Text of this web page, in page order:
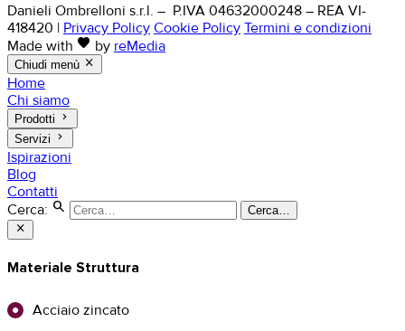
Danieli Ombrelloni s.r.l. – P.IVA 04632000248 – REA VI-
418420 | Privacy Policy Cookie Policy Termini e condizioni
Made with favorite by reMedia
Chiudi menù close
Home
Chi siamo
Prodotti keyboard_arrow_right
Servizi keyboard_arrow_right
Ispirazioni
Blog
Contatti
Cerca: search Cerca…
close
Materiale Struttura
Acciaio zincato